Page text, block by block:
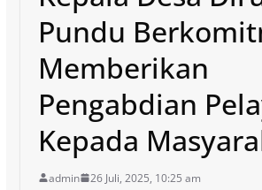
Pundu
Memberikan
Pengabdian
Kepada
admin 26 Juli, 2025, 10:25 am